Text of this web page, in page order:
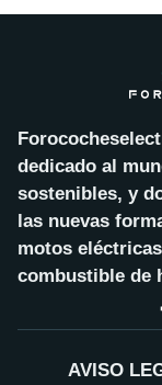
dedicado al
sostenibles, y
las nuevas
motos
combustible de
AVISO